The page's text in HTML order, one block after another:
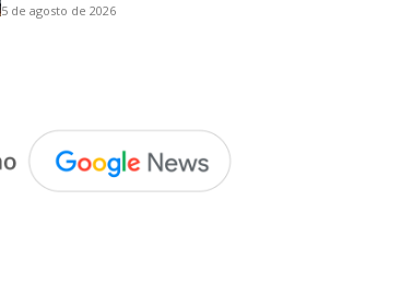
5 de agosto de 2026